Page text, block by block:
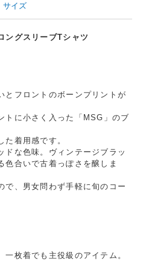
サイズ
ングスリーブTシャツ
とフロントのボーンプリントが
トに小さく入った「MSG」のブ
た着用感です。
ドな色味。ヴィンテージブラッ
色合いで古着っぽさを醸しま
で、男女問わず手軽に旬のコー
一枚着でも主役級のアイテム。